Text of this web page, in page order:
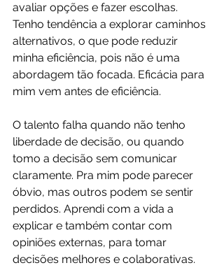
avaliar opções e fazer escolhas.
Tenho tendência a explorar caminhos
alternativos, o que pode reduzir
minha eficiência, pois não é uma
abordagem tão focada. Eficácia para
mim vem antes de eficiência.
O talento falha quando não tenho
liberdade de decisão, ou quando
tomo a decisão sem comunicar
claramente. Pra mim pode parecer
óbvio, mas outros podem se sentir
perdidos. Aprendi com a vida a
explicar e também contar com
opiniões externas, para tomar
decisões melhores e colaborativas.